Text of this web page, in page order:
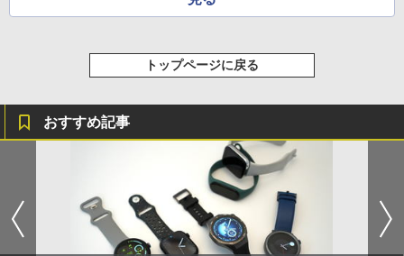
トップページに戻る
おすすめ記事